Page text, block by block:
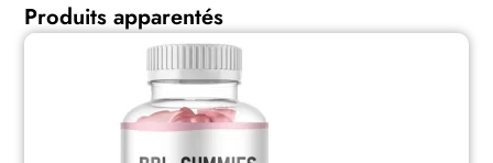
Produits apparentés